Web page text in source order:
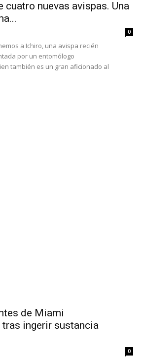
cuatro nuevas avispas. Una
0
a Ichiro, una avispa recién
por un entomólogo
también es un gran aficionado al
de Miami
ingerir sustancia
0